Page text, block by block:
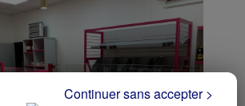
Continuer sans accepter >